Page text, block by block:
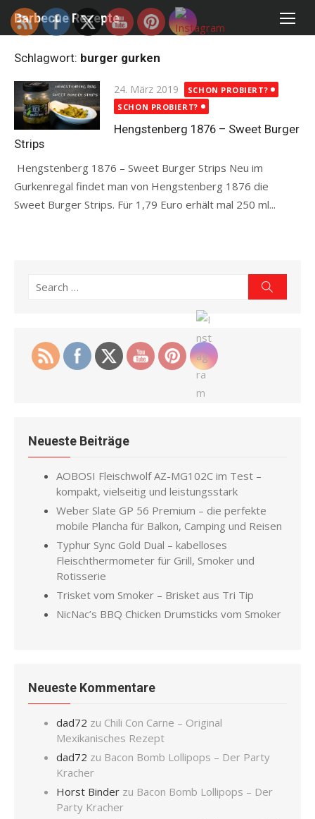
Skip
Barbecue Rezepte
Schlagwort: burger gurken
Posted
on
24. März 2019
SCHON PROBIERT?
SCHON PROBIERT?
Hengstenberg 1876 – Sweet Burger
Strips
Hengstenberg 1876 – Sweet Burger Strips Neu im
Gurkenregal findet man von Hengstenberg 1876 die
Sweet Burger Strips. Für 1,79 Euro erhält mal 250 ml...
Search
Neueste Beiträge
AOBOSI Fleischwolf AZ-MG102C im Test –
kompakt, vielseitig und leistungsstark
Weber Slate GP 56 Premium – die perfekte
mobile Plancha für Balkon, Camping und Reisen
Typhur Sync Gold Dual – kabelloses
Fleischthermometer für Grill, Smoker und
Rotisserie
Trisket vom Smoker – Brisket aus Tri Tip
NicNac’s BBQ Chicken Drumsticks vom Smoker
Neueste Kommentare
dad72 zu Chili Con Carne – Original
Mexikanisches Rezept
dad72 zu Bacon Bomb Lollipops – Der Party
Kracher
Horst Binder zu Bacon Bomb Lollipops – Der
Party Kracher